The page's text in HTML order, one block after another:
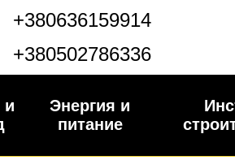
+380636159914
+380502786336
и
Энергия и
питание